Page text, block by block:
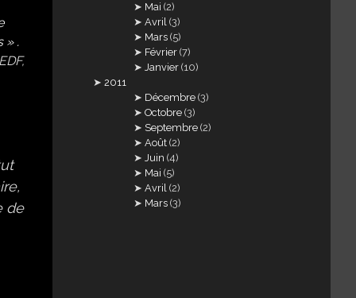
» .
EDF,
de
Mai (2)
Avril (3)
Mars (5)
Février (7)
Janvier (10)
2011
Décembre (3)
Octobre (3)
Septembre (2)
Août (2)
Juin (4)
Mai (5)
Avril (2)
Mars (3)